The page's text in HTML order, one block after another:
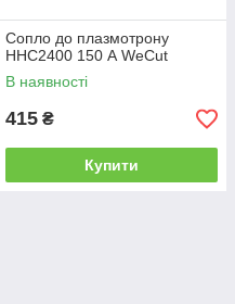
Сопло до плазмотрону
HHC2400 150 А WeCut
В наявності
415 ₴
Купити